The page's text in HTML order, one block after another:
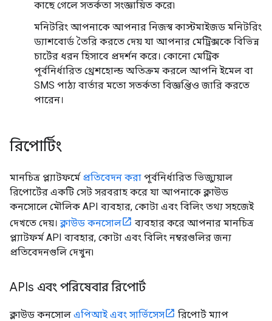
কাছে গেলে সতর্কতা সংজ্ঞায়িত করে৷
মনিটরিং আপনাকে আপনার নিজস্ব কাস্টমাইজড মনিটরিং
ড্যাশবোর্ড তৈরি করতে দেয় যা আপনার মেট্রিক্সকে বিভিন্ন
চার্টের ধরন হিসাবে প্রদর্শন করে। কোনো মেট্রিক
পূর্বনির্ধারিত থ্রেশহোল্ড অতিক্রম করলে আপনি ইমেল বা
SMS পাঠ্য বার্তার মতো সতর্কতা বিজ্ঞপ্তিও জারি করতে
পারেন।
রিপোর্টিং
মানচিত্র প্ল্যাটফর্মে প্রতিবেদন করা পূর্বনির্ধারিত ভিজ্যুয়াল
রিপোর্টের একটি সেট সরবরাহ করে যা আপনাকে ক্লাউড
কনসোলে মৌলিক API ব্যবহার, কোটা এবং বিলিং তথ্য সহজেই
দেখতে দেয়।ক্লাউড কনসোল
ব্যবহার করে আপনার মানচিত্র
প্ল্যাটফর্ম API ব্যবহার, কোটা এবং বিলিং নম্বরগুলির জন্য
প্রতিবেদনগুলি দেখুন৷
APIs এবং পরিষেবার রিপোর্ট
ক্লাউড কনসোল এপিআই এবং সার্ভিসেস
রিপোর্ট ম্যাপ